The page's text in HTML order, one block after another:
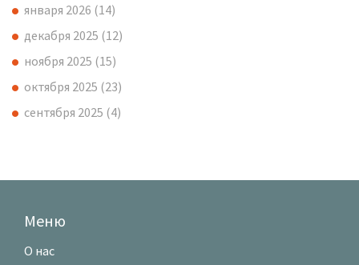
января 2026 (14)
декабря 2025 (12)
ноября 2025 (15)
октября 2025 (23)
сентября 2025 (4)
Меню
О нас